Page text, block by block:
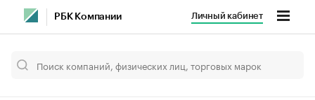
РБК Компании Личный кабинет